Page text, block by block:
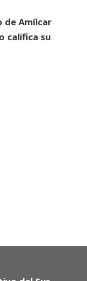
de Amílcar
califica su